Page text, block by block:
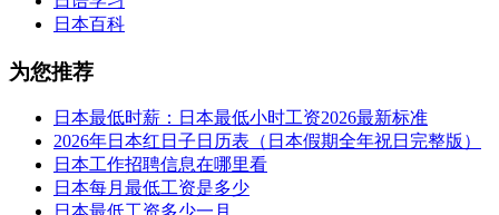
日本百科
为您推荐
日本最低时薪：日本最低小时工资2026最新标准
2026年日本红日子日历表（日本假期全年祝日完整版）
日本工作招聘信息在哪里看
日本每月最低工资是多少